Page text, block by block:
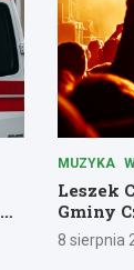
MUZYKA
Leszek
Gminy
8 sierpnia